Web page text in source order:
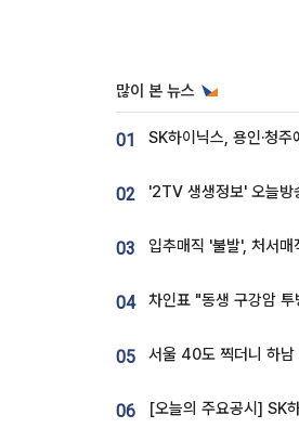
많이 본 뉴스
01
02
03
04
05
06